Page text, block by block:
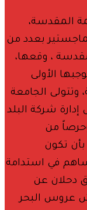
المقدسة،
بعدد من
، وقعها،
الأولى
وتتولى الجامعة
شركة البلد
وحرصاً من
تكون
في استدامة
دحلان عن
عروس البحر